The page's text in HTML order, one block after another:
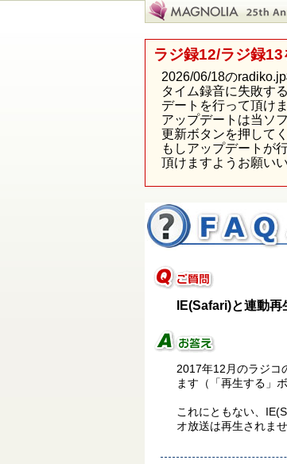
ラジ録12/ラジ録
2026/06/18の
タイム録音に失敗す
デートを行って頂け
アップデートは当ソ
更新ボタンを押してく
もしアップデートが
頂けますようお願い
IE(Safari)と連動
2017年12月のラジコ
ます（「再生する」
これにともない、
オ放送は再生されま